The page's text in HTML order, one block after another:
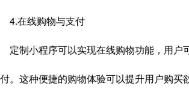
4.在线购物与支付
定制小程序可以实现在线购物功能，用户
付。这种便捷的购物体验可以提升用户购买